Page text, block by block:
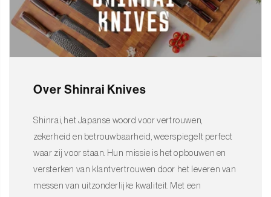
Over Shinrai Knives
Shinrai, het Japanse woord voor vertrouwen,
zekerheid en betrouwbaarheid, weerspiegelt perfect
waar zij voor staan. Hun missie is het opbouwen en
versterken van klantvertrouwen door het leveren van
messen van uitzonderlijke kwaliteit. Met een